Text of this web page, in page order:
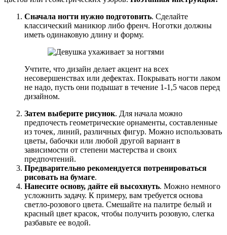
Сначала ногти нужно подготовить. Сделайте
классический маникюр либо френч. Ноготки должны
иметь одинаковую длину и форму.
Учтите, что дизайн делает акцент на всех
несовершенствах или дефектах. Покрывать ногти лаком
не надо, пусть они подышат в течение 1-1,5 часов перед
дизайном.
Затем выберите рисунок. Для начала можно
предпочесть геометрические орнаменты, составленные
из точек, линий, различных фигур. Можно использовать
цветы, бабочки или любой другой вариант в
зависимости от степени мастерства и своих
предпочтений.
Предварительно рекомендуется потренироваться
рисовать на бумаге.
Нанесите основу, дайте ей высохнуть. Можно немного
усложнить задачу. К примеру, вам требуется основа
светло-розового цвета. Смешайте на палитре белый и
красный цвет красок, чтобы получить розовую, слегка
разбавьте ее водой.